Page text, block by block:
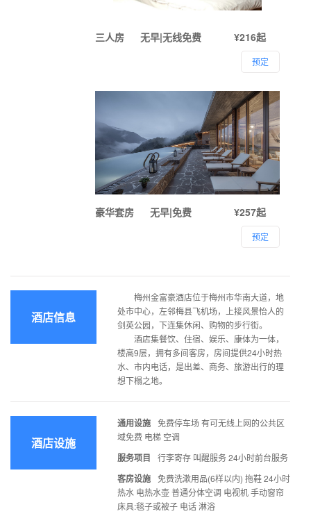
三人房 ¥216起
无早|无线免费
预定
豪华套房 ¥257起
无早|免费
预定
酒店信息
梅州金富豪酒店位于梅州市华南大道，地
处市中心，左邻梅县飞机场，上接风景怡人的
剑英公园，下连集休闲、购物的步行街。
酒店集餐饮、住宿、娱乐、康体为一体，
楼高9层，拥有多间客房，房间提供24小时热
水、市内电话，是出差、商务、旅游出行的理
想下榻之地。
酒店设施
通用设施 免费停车场 有可无线上网的公共区
域免费 电梯 空调
服务项目 行李寄存 叫醒服务 24小时前台服务
客房设施 免费洗漱用品(6样以内) 拖鞋 24小时
热水 电热水壶 普通分体空调 电视机 手动窗帘
床具:毯子或被子 电话 淋浴